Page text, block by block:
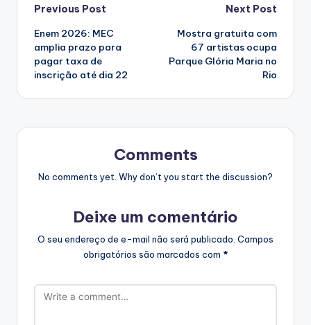
Post
navigation
Previous Post
Enem 2026: MEC
amplia prazo para
pagar taxa de
inscrição até dia 22
Next Post
Mostra gratuita com
67 artistas ocupa
Parque Glória Maria no
Rio
Comments
No comments yet. Why don’t you start the discussion?
Deixe um comentário
O seu endereço de e-mail não será publicado. Campos
obrigatórios são marcados com *